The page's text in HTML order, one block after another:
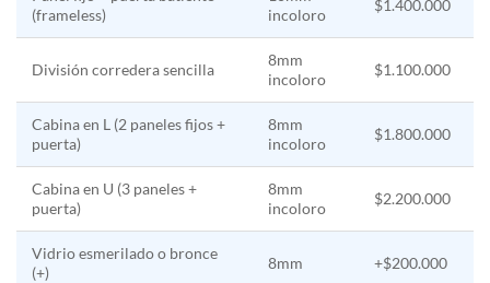
(frameless)
incoloro
$1.400.000
División corredera sencilla
8mm
incoloro
$1.100.000
Cabina en L (2 paneles fijos +
puerta)
8mm
incoloro
$1.800.000
Cabina en U (3 paneles +
puerta)
8mm
incoloro
$2.200.000
Vidrio esmerilado o bronce
(+)
8mm +$200.000